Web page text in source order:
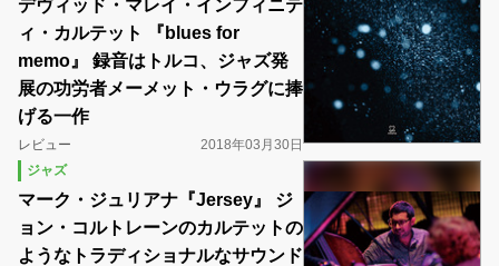
デヴィッド・マレイ・インフィニテ
ィ・カルテット 『blues for
memo』 録音はトルコ、ジャズ発
展の功労者メーメット・ウラグに捧
げる一作
レビュー
2018年03月30日
ジャズ
マーク・ジュリアナ『Jersey』 ジ
ョン・コルトレーンのカルテットの
ようなトラディショナルなサウンド